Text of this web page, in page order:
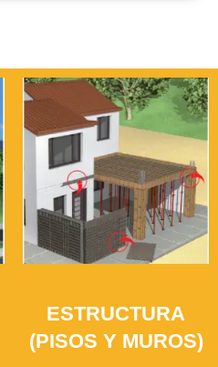
ESTRUCTURA
(PISOS Y MUROS)